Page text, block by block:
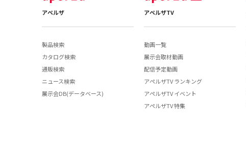
アペルザ
製品検索
カタログ検索
通販検索
ニュース検索
展示会DB(データベース)
アペルザTV
動画一覧
展示会取材動画
配信予定動画
アペルザTV ランキング
アペルザTV イベント
アペルザTV 特集